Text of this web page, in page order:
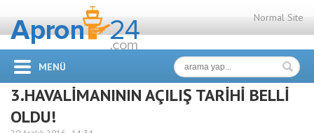
Normal Site
MENÜ
3.HAVALİMANININ AÇILIŞ TARİHİ BELLİ
OLDU!